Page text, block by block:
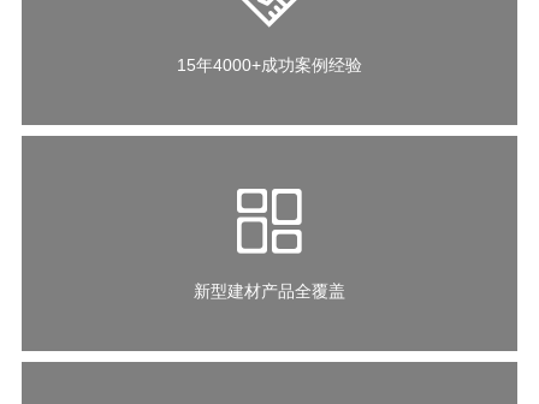
15年4000+成功案例经验
新型建材产品全覆盖